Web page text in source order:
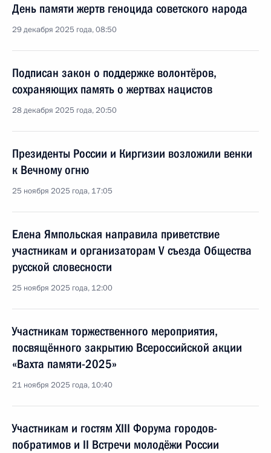
День памяти жертв геноцида советского народа
29 декабря 2025 года, 08:50
Подписан закон о поддержке волонтёров,
сохраняющих память о жертвах нацистов
28 декабря 2025 года, 20:50
Президенты России и Киргизии возложили венки
к Вечному огню
25 ноября 2025 года, 17:05
Елена Ямпольская направила приветствие
участникам и организаторам V съезда Общества
русской словесности
25 ноября 2025 года, 12:00
Участникам торжественного мероприятия,
посвящённого закрытию Всероссийской акции
«Вахта памяти-2025»
21 ноября 2025 года, 10:40
Участникам и гостям XIII Форума городов-
побратимов и II Встречи молодёжи России